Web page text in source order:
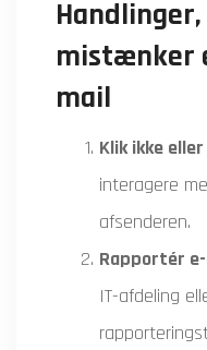
mistænker
mail
Klik ikke
interagere
afsenderen.
Rapportér
IT-afdeling